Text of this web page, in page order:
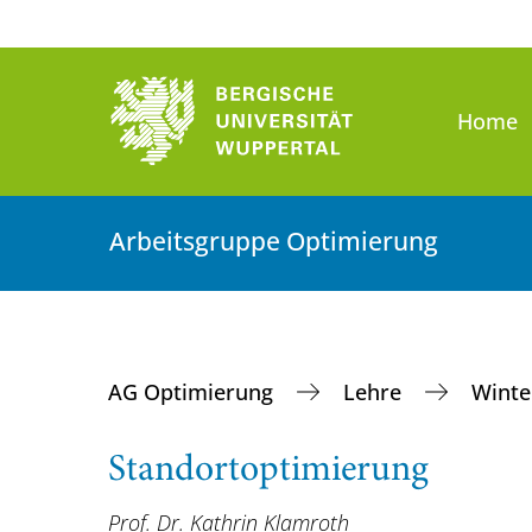
Home
Arbeitsgruppe Optimierung
AG Optimierung Lehre
Standortoptimierung
Prof. Dr. Kathrin Klamroth